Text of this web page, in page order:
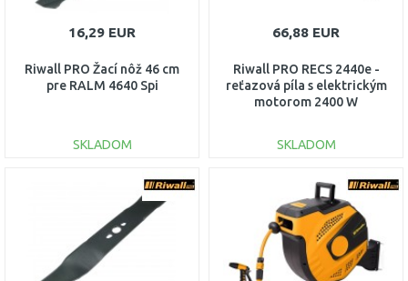
16,29 EUR
Riwall PRO Žací nôž 46 cm
pre RALM 4640 Spi
SKLADOM
DO KOŠÍKA
Porovnať
66,88 EUR
Riwall PRO RECS 2440e -
reťazová píla s elektrickým
motorom 2400 W
SKLADOM
DO KOŠÍKA
Porovnať